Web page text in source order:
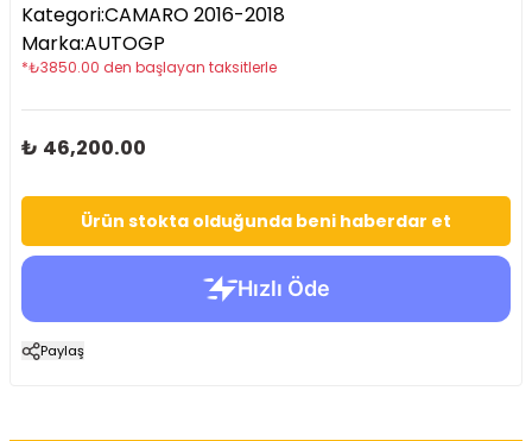
Kategori:CAMARO 2016-2018
Marka:AUTOGP
*₺3850.00 den başlayan taksitlerle
₺ 46,200.00
Ürün stokta olduğunda beni haberdar et
Paylaş